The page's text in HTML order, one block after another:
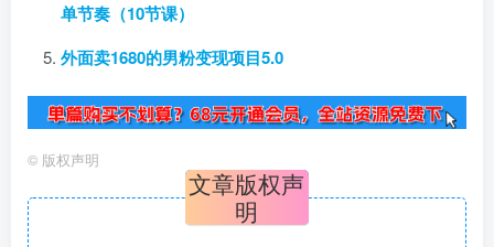
单节奏（10节课）
外面卖1680的男粉变现项目5.0
© 版权声明
文章版权声
明